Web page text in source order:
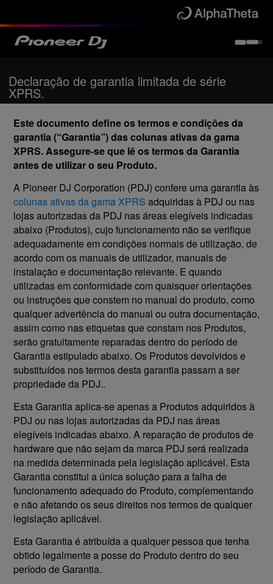
Declaração de garantia limitada de série
XPRS.
Este documento define os termos e condições da
garantia (“Garantia”) das colunas ativas da gama
XPRS. Assegure-se que lê os termos da Garantia
antes de utilizar o seu Produto.
A Pioneer DJ Corporation (PDJ) confere uma garantia às
colunas ativas da gama XPRS adquiridas à PDJ ou nas
lojas autorizadas da PDJ nas áreas elegíveis indicadas
abaixo (Produtos), cujo funcionamento não se verifique
adequadamente em condições normais de utilização, de
acordo com os manuais de utilizador, manuais de
instalação e documentação relevante. E quando
utilizadas em conformidade com quaisquer orientações
ou instruções que constem no manual do produto, como
qualquer advertência do manual ou outra documentação,
assim como nas etiquetas que constam nos Produtos,
serão gratuitamente reparadas dentro do período de
Garantia estipulado abaixo. Os Produtos devolvidos e
substituídos nos termos desta garantia passam a ser
propriedade da PDJ..
Esta Garantia aplica-se apenas a Produtos adquiridos à
PDJ ou nas lojas autorizadas da PDJ nas áreas
elegíveis indicadas abaixo. A reparação de produtos de
hardware que não sejam da marca PDJ será realizada
na medida determinada pela legislação aplicável. Esta
Garantia constitui a única solução para a falha de
funcionamento adequado do Produto, complementando
e não afetando os seus direitos nos termos de qualquer
legislação aplicável.
Esta Garantia é atribuída a qualquer pessoa que tenha
obtido legalmente a posse do Produto dentro do seu
período de Garantia.